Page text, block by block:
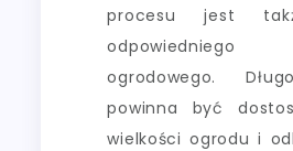
procesu jest
ogrodowego.
powinna być
wielkości ogrodu i